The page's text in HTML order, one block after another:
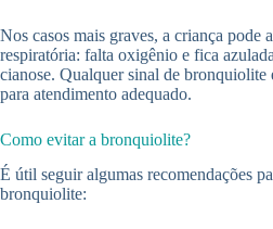
Nos casos mais graves, a criança pode
respiratória: falta oxigênio e fica
cianose. Qualquer sinal de bronquiolite
para atendimento adequado.
Como evitar a bronquiolite?
É útil seguir algumas recomendações
bronquiolite: